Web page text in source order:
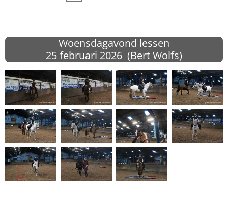
Woensdagavond lessen
25 februari 2026 (Bert Wolfs)